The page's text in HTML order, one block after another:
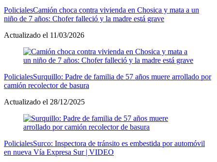
PolicialesCamión choca contra vivienda en Chosica y mata a un
niño de 7 años: Chofer falleció y la madre está grave
Actualizado el 11/03/2026
PolicialesSurquillo: Padre de familia de 57 años muere arrollado por
camión recolector de basura
Actualizado el 28/12/2025
PolicialesSurco: Inspectora de tránsito es embestida por automóvil
en nueva Vía Expresa Sur | VIDEO